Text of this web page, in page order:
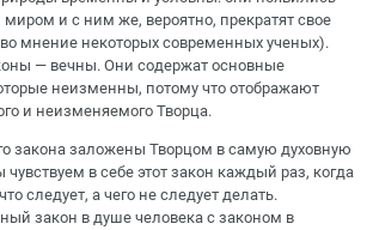
и с ним же, вероятно, прекратят свое
мнение некоторых современных ученых).
— вечны. Они содержат основные
неизменны, потому что отображают
и неизменяемого Творца.
закона заложены Творцом в самую духовную
в себе этот закон каждый раз, когда
следует, а чего не следует делать.
закон в душе человека с законом в